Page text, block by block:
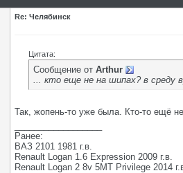
Re: Челябинск
Цитата:
Сообщение от Arthur
... кто еще не на шипах? в среду
Так, жопень-то уже была. Кто-то ещё
Ранее:
ВАЗ 2101 1981 г.в.
Renault Logan 1.6 Expression 2009 г.в.
Renault Logan 2 8v 5МТ Privilege 2014